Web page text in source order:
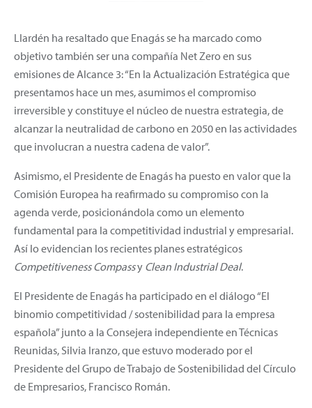
Llardén ha resaltado que Enagás se ha marcado como
objetivo también ser una compañía Net Zero en sus
emisiones de Alcance 3: “En la Actualización Estratégica que
presentamos hace un mes, asumimos el compromiso
irreversible y constituye el núcleo de nuestra estrategia, de
alcanzar la neutralidad de carbono en 2050 en las actividades
que involucran a nuestra cadena de valor”.
Asimismo, el Presidente de Enagás ha puesto en valor que la
Comisión Europea ha reafirmado su compromiso con la
agenda verde, posicionándola como un elemento
fundamental para la competitividad industrial y empresarial.
Así lo evidencian los recientes planes estratégicos
Competitiveness Compassy Clean Industrial Deal.
El Presidente de Enagás ha participado en el diálogo “El
binomio competitividad / sostenibilidad para la empresa
española” junto a la Consejera independiente en Técnicas
Reunidas, Silvia Iranzo, que estuvo moderado por el
Presidente del Grupo de Trabajo de Sostenibilidad del Círculo
de Empresarios, Francisco Román.